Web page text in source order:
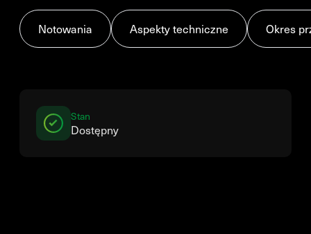
Notowania Aspekty techniczne Okres
Stan
Dostępny